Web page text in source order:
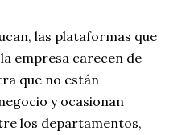
las plataformas que
empresa carecen de
que no están
y ocasionan
los departamentos,